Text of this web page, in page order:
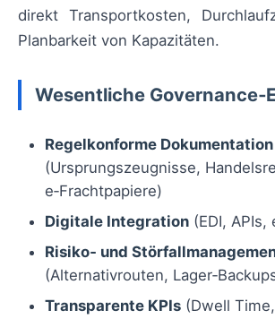
direkt Transportkosten,
Planbarkeit von Kapazitäten.
Wesentliche
Regelkonforme Dokumentation
(Ursprungszeugnisse,
e‑Frachtpapiere)
Digitale Integration (EDI, APIs,
Risiko‑ und
(Alternativrouten,
Transparente KPIs (Dwell